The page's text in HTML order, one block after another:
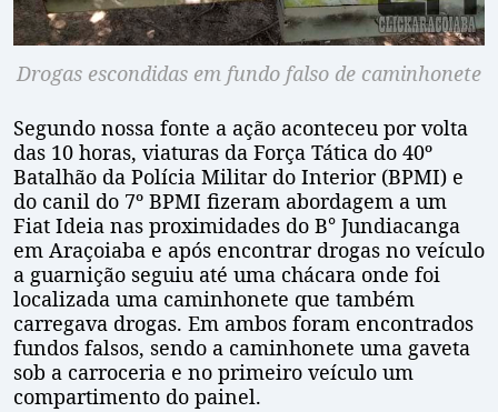
Drogas escondidas em fundo falso de caminhonete
Segundo nossa fonte a ação aconteceu por volta
das 10 horas, viaturas da Força Tática do 40º
Batalhão da Polícia Militar do Interior (BPMI) e
do canil do 7º BPMI fizeram abordagem a um
Fiat Ideia nas proximidades do B° Jundiacanga
em Araçoiaba e após encontrar drogas no veículo
a guarnição seguiu até uma chácara onde foi
localizada uma caminhonete que também
carregava drogas. Em ambos foram encontrados
fundos falsos, sendo a caminhonete uma gaveta
sob a carroceria e no primeiro veículo um
compartimento do painel.